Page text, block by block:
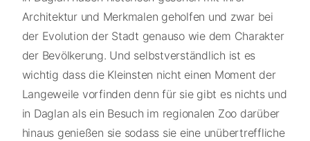
Architektur und Merkmalen geholfen und zwar bei
der Evolution der Stadt genauso wie dem Charakter
der Bevölkerung. Und selbstverständlich ist es
wichtig dass die Kleinsten nicht einen Moment der
Langeweile vorfinden denn für sie gibt es nichts und
in Daglan als ein Besuch im regionalen Zoo darüber
hinaus genießen sie sodass sie eine unübertreffliche